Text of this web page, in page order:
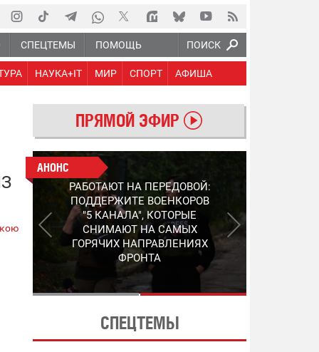
ПОИСК
СПЕЦТЕМЫ ПОМОЩЬ
НАУКА+IT МИР СПОРТ АФИША
ПРЯМОЙ ЭФИР
АНОНС
СЛЕДУЮЩЕЕ ПОКОЛЕНИЕ
PEP: КАК УКРАИНСКИЙ
STEP-3 МЕНЯЕТ ПРАВИЛА
ИГРЫ В ОБНАРУЖЕНИИ FPV-
ДРОНОВ
АНОНС
РАБОТАЮТ НА ПЕРЕДОВОЙ:
ПОДДЕРЖИТЕ ВОЕНКОРОВ
"5 КАНАЛА", КОТОРЫЕ
СНИМАЮТ НА САМЫХ
ГОРЯЧИХ НАПРАВЛЕНИЯХ
ФРОНТА
СПЕЦТЕМЫ